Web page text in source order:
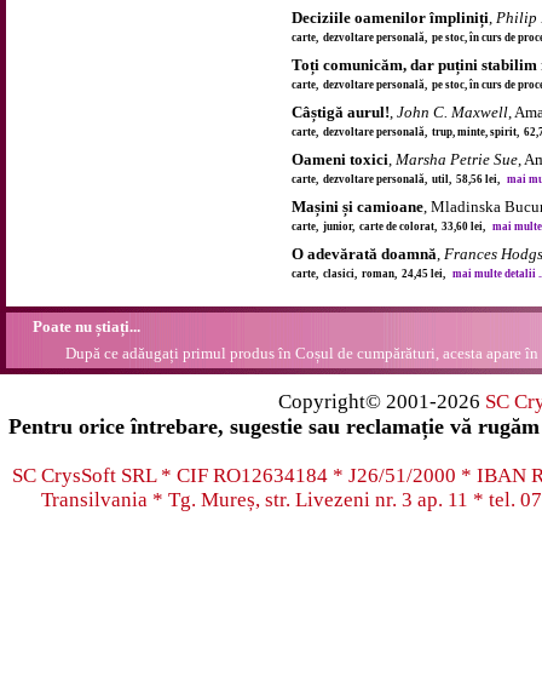
Deciziile oamenilor împliniți, Philip
carte, dezvoltare personală, pe stoc, în curs de
Toți comunicăm, dar puțini
carte, dezvoltare personală, pe stoc, în curs de
Câștigă aurul!, John C. Maxwell,
carte, dezvoltare personală, trup, minte, spirit,
Oameni toxici, Marsha Petrie Sue,
carte, dezvoltare personală, util, 58,56 lei, mai
Mașini și camioane, Mladinska
carte, junior, carte de colorat, 33,60 lei, mai
O adevărată doamnă, Frances
carte, clasici, roman, 24,45 lei, mai multe detalii
Poate nu știați...
După ce adăugați primul produs în Coșul de cumpărături, acesta apare
Copyright© 2001-2026 SC
Pentru orice întrebare, sugestie sau reclamație vă
SC CrysSoft SRL * CIF RO12634184 * J26/51/2000 * IBAN
Transilvania * Tg. Mureș, str. Livezeni nr. 3 ap. 11 * tel.